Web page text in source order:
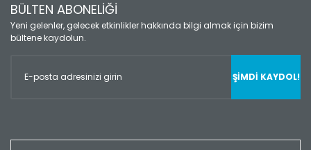
BÜLTEN ABONELİĞİ
Yeni gelenler, gelecek etkinlikler hakkında bilgi almak için bizim
bültene kaydolun.
ŞİMDİ KAYDOL!